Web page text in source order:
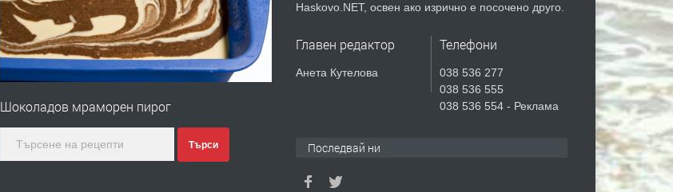
Шоколадов мраморен пирог
Търси
Haskovo.NET, освен ако изрично е посочено друго.
Главен редактор
Анета Кутелова
Телефони
038 536 277
038 536 555
038 536 554 - Реклама
Последвай ни